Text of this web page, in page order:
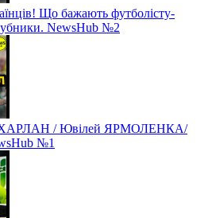
Що бажають футболісту-
NewsHub №2
/ Ювілей ЯРМОЛЕНКА/
№1